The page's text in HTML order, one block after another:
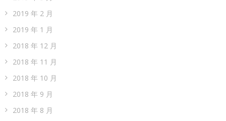
2019 年 2 月
2019 年 1 月
2018 年 12 月
2018 年 11 月
2018 年 10 月
2018 年 9 月
2018 年 8 月